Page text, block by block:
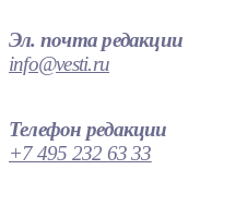
Эл. почта редакции
info@vesti.ru
Телефон редакции
+7 495 232 63 33